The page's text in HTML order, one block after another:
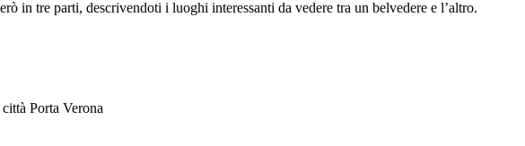
in tre parti, descrivendoti i luoghi interessanti da vedere tra un belvedere e l’altro.